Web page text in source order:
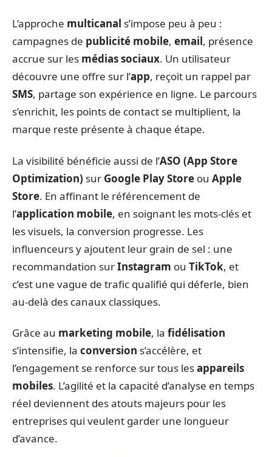
L’approche multicanal s’impose peu à peu :
campagnes de publicité mobile, email, présence
accrue sur les médias sociaux. Un utilisateur
découvre une offre sur l’app, reçoit un rappel par
SMS, partage son expérience en ligne. Le parcours
s’enrichit, les points de contact se multiplient, la
marque reste présente à chaque étape.
La visibilité bénéficie aussi de l’ASO (App Store
Optimization) sur Google Play Store ou Apple
Store. En affinant le référencement de
l’application mobile, en soignant les mots-clés et
les visuels, la conversion progresse. Les
influenceurs y ajoutent leur grain de sel : une
recommandation surInstagram ou TikTok, et
c’est une vague de trafic qualifié qui déferle, bien
au-delà des canaux classiques.
Grâce au marketing mobile, la fidélisation
s’intensifie, la conversion s’accélère, et
l’engagement se renforce sur tous lesappareils
mobiles. L’agilité et la capacité d’analyse en temps
réel deviennent des atouts majeurs pour les
entreprises qui veulent garder une longueur
d’avance.